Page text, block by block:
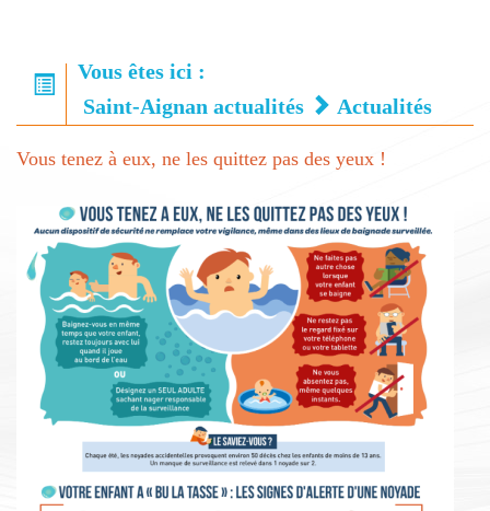
Vous êtes ici :
Saint-Aignan actualités
Actualités
Vous tenez à eux, ne les quittez pas des yeux !